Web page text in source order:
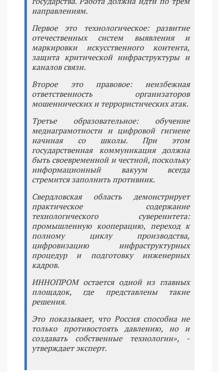
направлениям.
Первое это технологическое: развитие
отечественных систем выявления и
маркировки искусственного контента,
защита критической инфраструктуры и
каналов связи.
Второе это правовое: неизбежная
ответственность организаторов
мошеннических и террористических атак.
Третье образовательное: обучение
медиаграмотности и цифровой гигиене
начиная со школы. При этом
государственная коммуникация должна
быть своевременной и честной, поскольку
информационный вакуум всегда
стремится заполнить противник.
Свердловская область демонстрирует
практическое содержание
технологического суверенитета:
промышленную кооперацию, переход к
полному циклу производства,
цифровизацию инфраструктурных
процедур и подготовку инженерных
кадров.
ИННОПРОМ остается одной из главных
площадок, где представлены такие
решения.
Это показывает, что Россия способна не
только противостоять давлению, но и
создавать собственные технологии», -
утверждает эксперт.